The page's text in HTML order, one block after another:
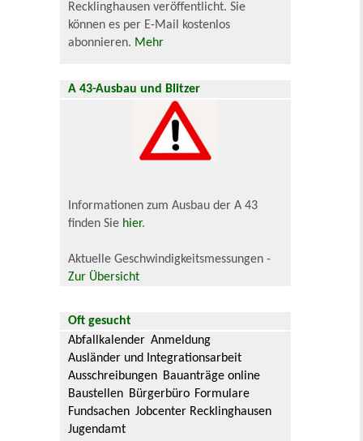
Recklinghausen veröffentlicht. Sie
können es per E-Mail kostenlos
abonnieren. Mehr
A 43-Ausbau und Blitzer
Informationen zum Ausbau der A 43
finden Sie hier.
Aktuelle Geschwindigkeitsmessungen -
Zur Übersicht
Oft gesucht
Abfallkalender Anmeldung
Ausländer und Integrationsarbeit
Ausschreibungen Bauanträge online
Baustellen Bürgerbüro Formulare
Fundsachen Jobcenter Recklinghausen
Jugendamt